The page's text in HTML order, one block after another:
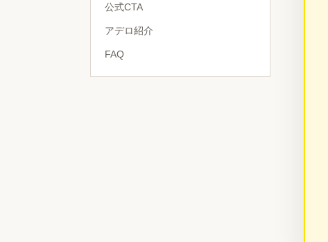
公式CTA
アデロ紹介
FAQ